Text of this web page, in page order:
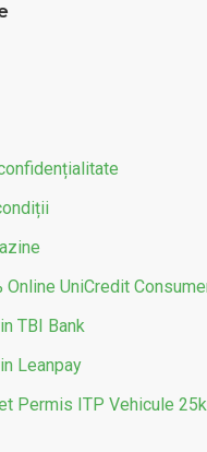
Online UniCredit
TBI Bank
Leanpay
Permis ITP Vehicule